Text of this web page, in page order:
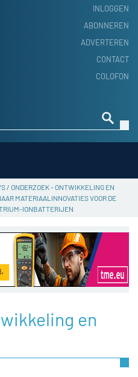
INLOGGEN
ABONNEREN
ADVERTEREN
CONTACT
COLOFON
/ ONDERZOEK - ONTWIKKELING EN
MATERIAALINNOVATIES VOOR DE
IONBATTERIJEN
en